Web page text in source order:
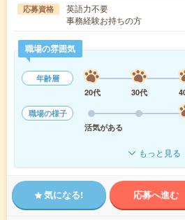
応募資格
英語力不要
事務経験お持ちの方
職場の雰囲気
年齢層
20代
30代
職場の様子
活気がある
もっと見る
気になる! 応募へ進む